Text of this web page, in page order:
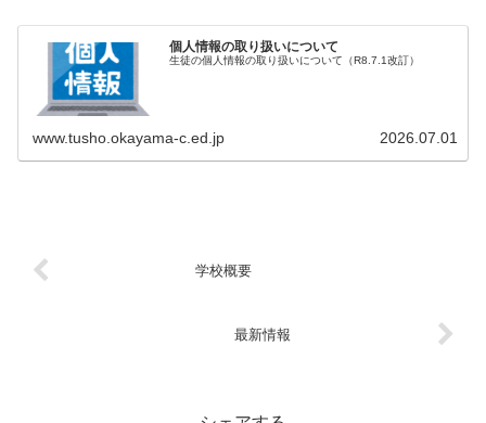
個人情報の取り扱いについて
生徒の個人情報の取り扱いについて（R8.7.1改訂）
www.tusho.okayama-c.ed.jp 2026.07.01
学校概要
最新情報